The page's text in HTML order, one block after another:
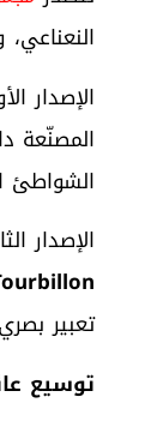
الإصدار الأول (42 مم): يأتي بإصدار محدود من
المصنّعة
الشواطئ
الإصدار الثاني (44 مم): يمثل قمة الندرة والبراعة الهندسية،
تعبير
توسيع